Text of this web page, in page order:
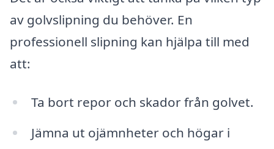
av golvslipning du behöver. En
professionell slipning kan hjälpa till med
att:
Ta bort repor och skador från golvet.
Jämna ut ojämnheter och högar i